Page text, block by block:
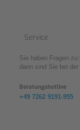
Service
Sie haben Fragen
dann sind Sie bei
Beratungshotline
+49 7262 9191-955